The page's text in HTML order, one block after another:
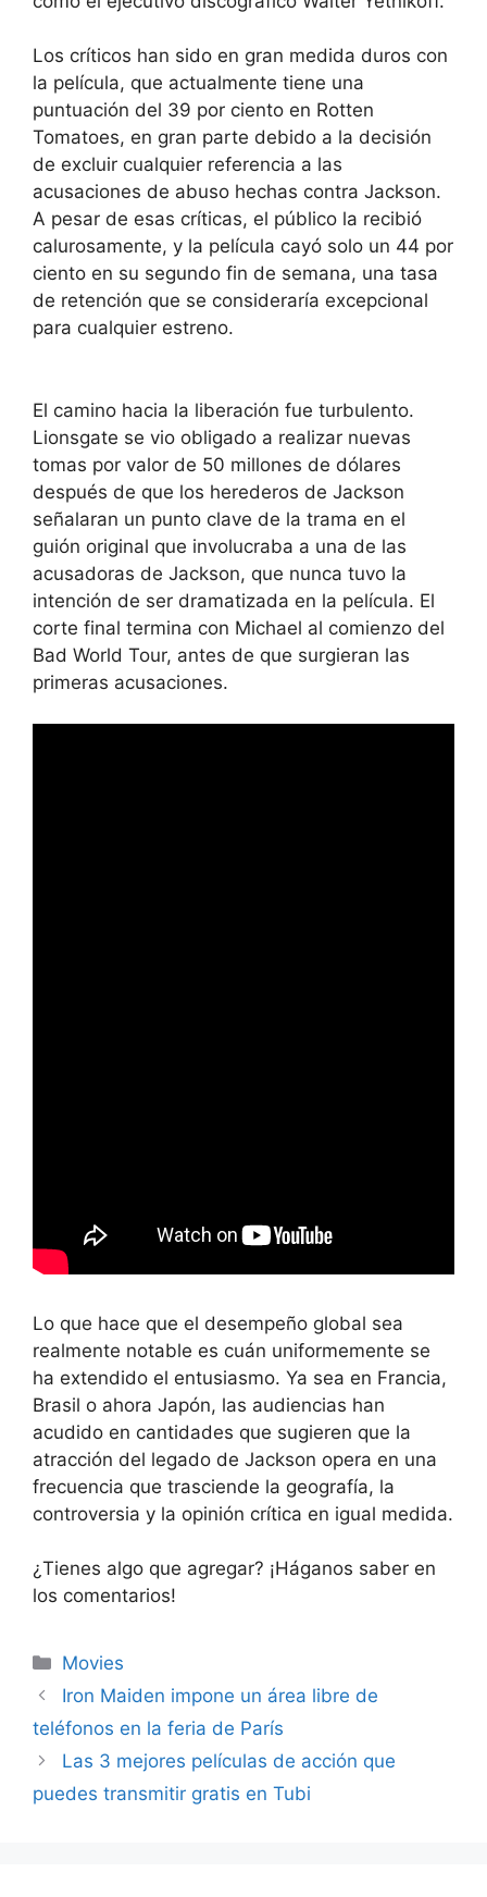
Los críticos han sido en gran medida duros con
la película, que actualmente tiene una
puntuación del 39 por ciento en Rotten
Tomatoes, en gran parte debido a la decisión
de excluir cualquier referencia a las
acusaciones de abuso hechas contra Jackson.
A pesar de esas críticas, el público la recibió
calurosamente, y la película cayó solo un 44 por
ciento en su segundo fin de semana, una tasa
de retención que se consideraría excepcional
para cualquier estreno.
El camino hacia la liberación fue turbulento.
Lionsgate se vio obligado a realizar nuevas
tomas por valor de 50 millones de dólares
después de que los herederos de Jackson
señalaran un punto clave de la trama en el
guión original que involucraba a una de las
acusadoras de Jackson, que nunca tuvo la
intención de ser dramatizada en la película. El
corte final termina con Michael al comienzo del
Bad World Tour, antes de que surgieran las
primeras acusaciones.
Lo que hace que el desempeño global sea
realmente notable es cuán uniformemente se
ha extendido el entusiasmo. Ya sea en Francia,
Brasil o ahora Japón, las audiencias han
acudido en cantidades que sugieren que la
atracción del legado de Jackson opera en una
frecuencia que trasciende la geografía, la
controversia y la opinión crítica en igual medida.
¿Tienes algo que agregar? ¡Háganos saber en
los comentarios!
Categories
Movies
Iron Maiden impone un área libre de
teléfonos en la feria de París
Las 3 mejores películas de acción que
puedes transmitir gratis en Tubi